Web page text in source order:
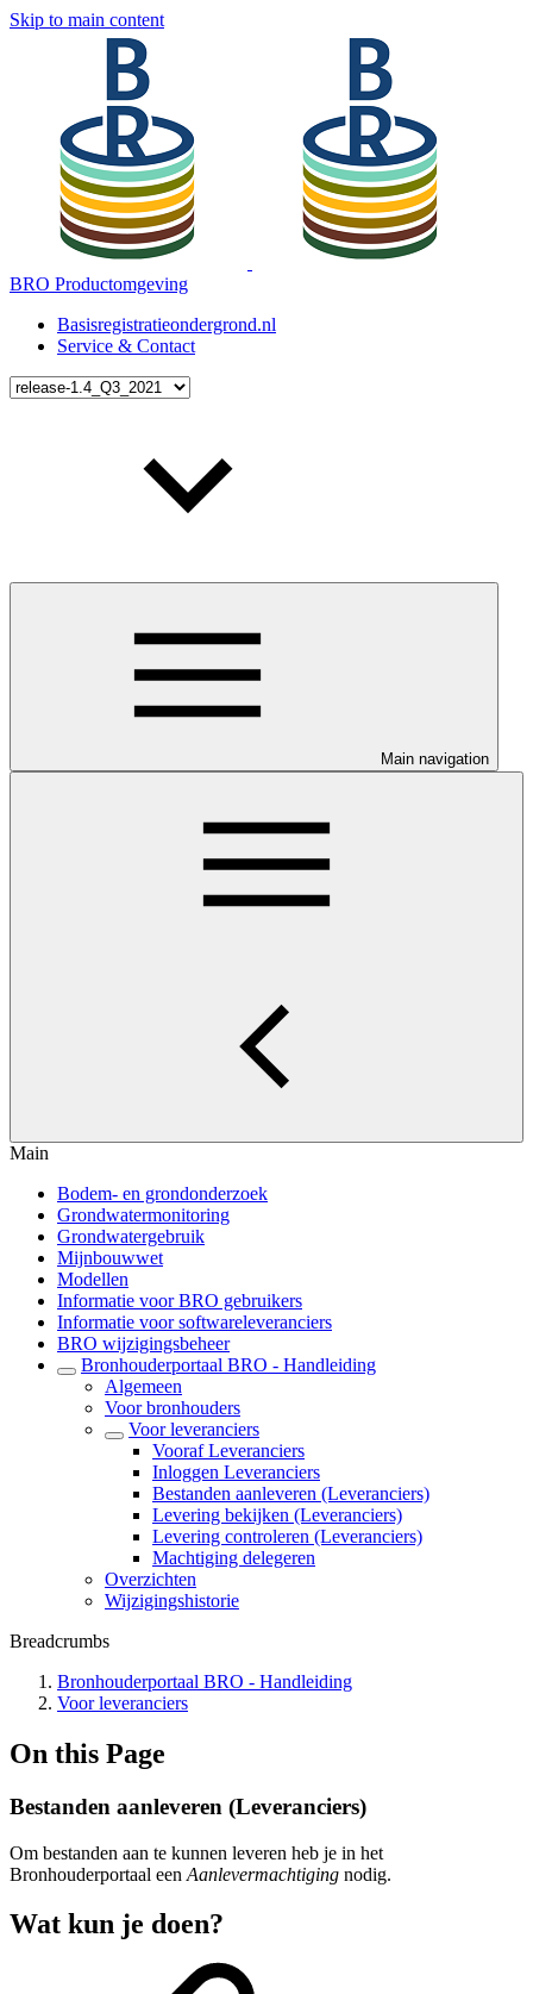
Skip to main content
BRO Productomgeving
Basisregistratieondergrond.nl
Service & Contact
Main navigation
Main
Bodem- en grondonderzoek
Grondwatermonitoring
Grondwatergebruik
Mijnbouwwet
Modellen
Informatie voor BRO gebruikers
Informatie voor softwareleveranciers
BRO wijzigingsbeheer
Bronhouderportaal BRO - Handleiding
Algemeen
Voor bronhouders
Voor leveranciers
Vooraf Leveranciers
Inloggen Leveranciers
Bestanden aanleveren (Leveranciers)
Levering bekijken (Leveranciers)
Levering controleren (Leveranciers)
Machtiging delegeren
Overzichten
Wijzigingshistorie
Breadcrumbs
Bronhouderportaal BRO - Handleiding
Voor leveranciers
On this Page
Bestanden aanleveren (Leveranciers)
Om bestanden aan te kunnen leveren heb je in het
Bronhouderportaal een Aanlevermachtiging nodig.
Wat kun je doen?